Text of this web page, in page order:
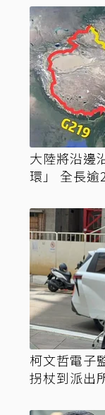
大陸將沿邊
環」 全長逾
柯文哲電子
拐杖到派出